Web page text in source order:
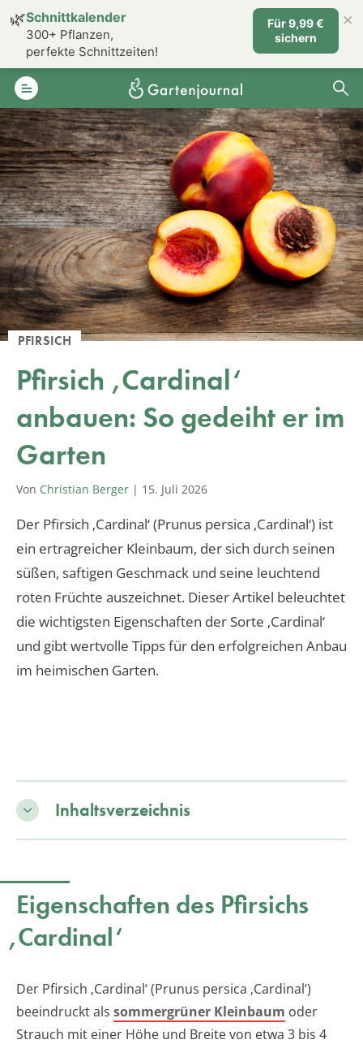
PFIRSICH
Pfirsich ‚Cardinal‘
anbauen: So gedeiht er im
Garten
Von Christian Berger | 15. Juli 2026
Der Pfirsich ‚Cardinal‘ (Prunus persica ‚Cardinal‘) ist
ein ertragreicher Kleinbaum, der sich durch seinen
süßen, saftigen Geschmack und seine leuchtend
roten Früchte auszeichnet. Dieser Artikel beleuchtet
die wichtigsten Eigenschaften der Sorte ‚Cardinal‘
und gibt wertvolle Tipps für den erfolgreichen Anbau
im heimischen Garten.
Inhaltsverzeichnis
Eigenschaften des Pfirsichs
‚Cardinal‘
Der Pfirsich ‚Cardinal‘ (Prunus persica ‚Cardinal‘)
beeindruckt als sommergrüner Kleinbaum oder
Strauch mit einer Höhe und Breite von etwa 3 bis 4
🌿Schnittkalender
300+ Pflanzen,
perfekte Schnittzeiten!
Für 9,99 €
sichern
×